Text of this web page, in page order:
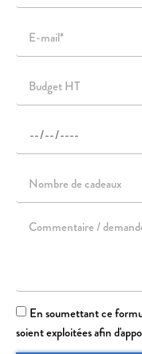
En soumettant ce
soient exploitées afin